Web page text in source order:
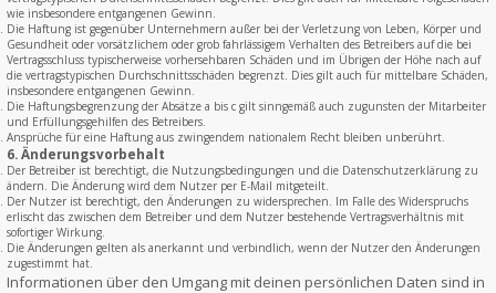
wie insbesondere entgangenen Gewinn.
Die Haftung ist gegenüber Unternehmern außer bei der Verletzung von Leben, Körper und
Gesundheit oder vorsätzlichem oder grob fahrlässigem Verhalten des Betreibers auf die bei
Vertragsschluss typischerweise vorhersehbaren Schäden und im Übrigen der Höhe nach auf
die vertragstypischen Durchschnittsschäden begrenzt. Dies gilt auch für mittelbare Schäden,
insbesondere entgangenen Gewinn.
Die Haftungsbegrenzung der Absätze a bis c gilt sinngemäß auch zugunsten der Mitarbeiter
und Erfüllungsgehilfen des Betreibers.
Ansprüche für eine Haftung aus zwingendem nationalem Recht bleiben unberührt.
6. Änderungsvorbehalt
Der Betreiber ist berechtigt, die Nutzungsbedingungen und die Datenschutzerklärung zu
ändern. Die Änderung wird dem Nutzer per E-Mail mitgeteilt.
Der Nutzer ist berechtigt, den Änderungen zu widersprechen. Im Falle des Widerspruchs
erlischt das zwischen dem Betreiber und dem Nutzer bestehende Vertragsverhältnis mit
sofortiger Wirkung.
Die Änderungen gelten als anerkannt und verbindlich, wenn der Nutzer den Änderungen
zugestimmt hat.
Informationen über den Umgang mit deinen persönlichen Daten sind in